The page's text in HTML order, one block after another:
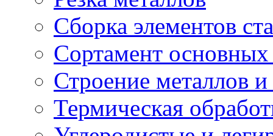
Сборка элементов
Сортамент
Строение металлов и
Термическая